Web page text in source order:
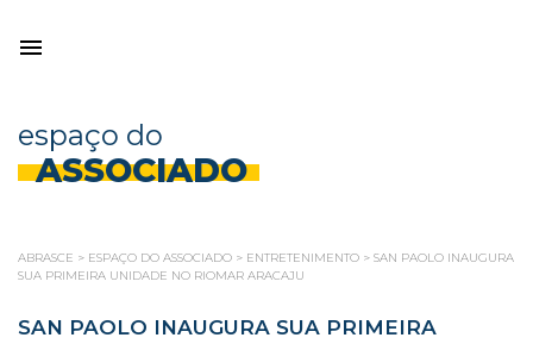
espaço do
ASSOCIADO
ABRASCE > ESPAÇO DO ASSOCIADO > ENTRETENIMENTO > SAN PAOLO INAUGURA
SUA PRIMEIRA UNIDADE NO RIOMAR ARACAJU
SAN PAOLO INAUGURA SUA PRIMEIRA